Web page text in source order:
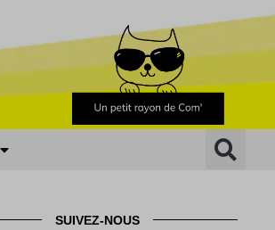
SUIVEZ-NOUS